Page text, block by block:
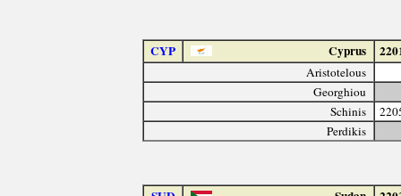
CYP Cyprus
Aristotelous
Georghiou
Schinis
Perdikis